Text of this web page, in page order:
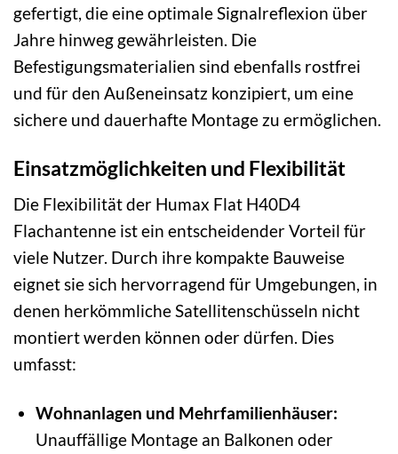
gefertigt, die eine optimale Signalreflexion über
Jahre hinweg gewährleisten. Die
Befestigungsmaterialien sind ebenfalls rostfrei
und für den Außeneinsatz konzipiert, um eine
sichere und dauerhafte Montage zu ermöglichen.
Einsatzmöglichkeiten und Flexibilität
Die Flexibilität der Humax Flat H40D4
Flachantenne ist ein entscheidender Vorteil für
viele Nutzer. Durch ihre kompakte Bauweise
eignet sie sich hervorragend für Umgebungen, in
denen herkömmliche Satellitenschüsseln nicht
montiert werden können oder dürfen. Dies
umfasst:
Wohnanlagen und Mehrfamilienhäuser:
Unauffällige Montage an Balkonen oder